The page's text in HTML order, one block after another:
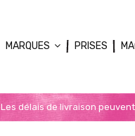
MARQUES PRISES
Les délais de livraison